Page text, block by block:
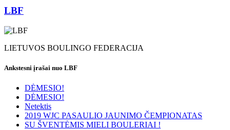
LBF
LIETUVOS BOULINGO FEDERACIJA
Ankstesni įrašai nuo LBF
DĖMESIO!
DĖMESIO!
Netektis
2019 WJC PASAULIO JAUNIMO ČEMPIONATAS
SU ŠVENTĖMIS MIELI BOULERIAI !